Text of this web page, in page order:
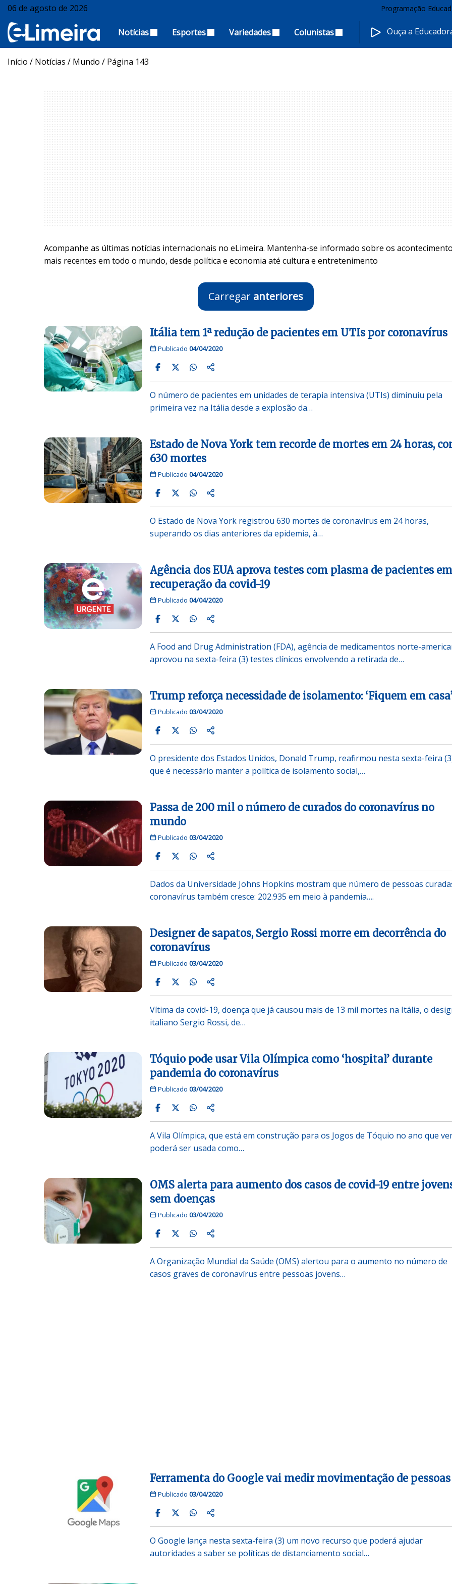
06 de agosto de 2026 Programação
Notícias Esportes Variedades Colunistas Ouça a
Início / Notícias / Mundo / Página 143
Acompanhe as últimas notícias internacionais no eLimeira. Mantenha-se informado sobre os
mais recentes em todo o mundo, desde política e economia até cultura e entretenimento
Carregar anteriores
Itália tem 1ª redução de pacientes em UTIs por coronavírus
Publicado 04/04/2020
O número de pacientes em unidades de terapia intensiva (UTIs) diminuiu pela
primeira vez na Itália desde a explosão da…
Estado de Nova York tem recorde de mortes em 24 horas,
630 mortes
Publicado 04/04/2020
O Estado de Nova York registrou 630 mortes de coronavírus em 24 horas,
superando os dias anteriores da epidemia, à…
Agência dos EUA aprova testes com plasma de pacientes em
recuperação da covid-19
Publicado 04/04/2020
A Food and Drug Administration (FDA), agência de medicamentos norte-
aprovou na sexta-feira (3) testes clínicos envolvendo a retirada de…
Trump reforça necessidade de isolamento: ‘Fiquem em
Publicado 03/04/2020
O presidente dos Estados Unidos, Donald Trump, reafirmou nesta sexta-feira
que é necessário manter a política de isolamento social,…
Passa de 200 mil o número de curados do coronavírus no
mundo
Publicado 03/04/2020
Dados da Universidade Johns Hopkins mostram que número de pessoas
coronavírus também cresce: 202.935 em meio à pandemia….
Designer de sapatos, Sergio Rossi morre em decorrência do
coronavírus
Publicado 03/04/2020
Vítima da covid-19, doença que já causou mais de 13 mil mortes na Itália, o
italiano Sergio Rossi, de…
Tóquio pode usar Vila Olímpica como ‘hospital’ durante
pandemia do coronavírus
Publicado 03/04/2020
A Vila Olímpica, que está em construção para os Jogos de Tóquio no ano que
poderá ser usada como…
OMS alerta para aumento dos casos de covid-19 entre
sem doenças
Publicado 03/04/2020
A Organização Mundial da Saúde (OMS) alertou para o aumento no número de
casos graves de coronavírus entre pessoas jovens…
Ferramenta do Google vai medir movimentação de pessoas
Publicado 03/04/2020
O Google lança nesta sexta-feira (3) um novo recurso que poderá ajudar
autoridades a saber se políticas de distanciamento social…